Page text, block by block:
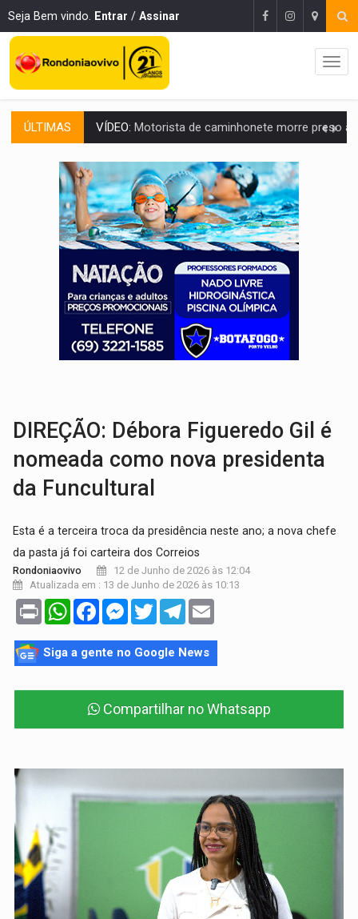
Seja Bem vindo. Entrar / Assinar
ÚLTIMAS LAZER:Seis lugares gratuitos para aproveitar o fim de semana
VÍDEO:FTICCO e Força Tática prendem membro do CV com arma e drogas
INCLUSÃO:Prefeitura fortalece parceria com a APAE para ampliar ações
DEFESA:Exército testa inovações no combate a drones durante
TEMAS SOCIOAMBIENTAIS:Em Itapuã do Oeste, CINEMAZÔNIA leva cinema
PREVISÃO:Interior de Rondônia terá sábado (8) de calor intenso
INFRAESTRUTURA:Após quase 30 anos de espera, asfalto chega ao
A ILHA:Coreografia de Rondônia estreia na programação do Festival de
DIREÇÃO: Débora Figueredo Gil é
nomeada como nova presidenta
da Funcultural
Esta é a terceira troca da presidência neste ano; a nova chefe
da pasta já foi carteira dos Correios
Rondoniaovivo
12 de Junho de 2026 às 12:04
Atualizada em : 13 de Junho de 2026 às 10:13
Print WhatsAppFacebookMessenger
TwitterTelegram
Siga a gente no Google News
Compartilhar no Whatsapp